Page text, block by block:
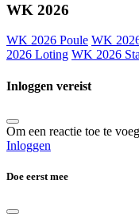
WK 2026
WK 2026 Poule WK
2026 Loting WK 2026
Inloggen vereist
Om een reactie toe te
Inloggen
Doe eerst mee